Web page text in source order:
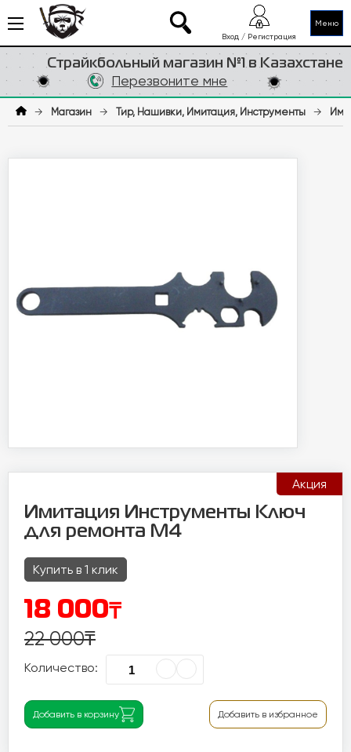
Меню
Страйкбольный магазин №1 в Казахстане
Вход / Регистрация
Перезвоните мне
→ Магазин → Тир, Нашивки, Имитация, Инструменты →
Имитация Инструменты Ключ
для ремонта М4
Купить в 1 клик
Акция
18 000₸
22 000₸
Количество:
Добавить в корзину Добавить в избранное